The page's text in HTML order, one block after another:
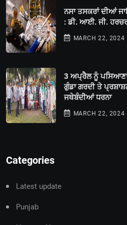
ਨਸਾ ਤਸਕਰਾਂ ਦੀਆਂ
: ਡੀ. ਆਈ. ਜੀ.
MARCH 22, 2024
3 ਅਪ੍ਰੈਲ ਨੂੰ ਪਸਿਆਣਾ
ਗੁੰਡਾ ਗਰਦੀ ਤੇ
ਜਥੇਬੰਦੀਆਂ ਧਰਨਾ
MARCH 22, 2024
Categories
Latest update
Punjab